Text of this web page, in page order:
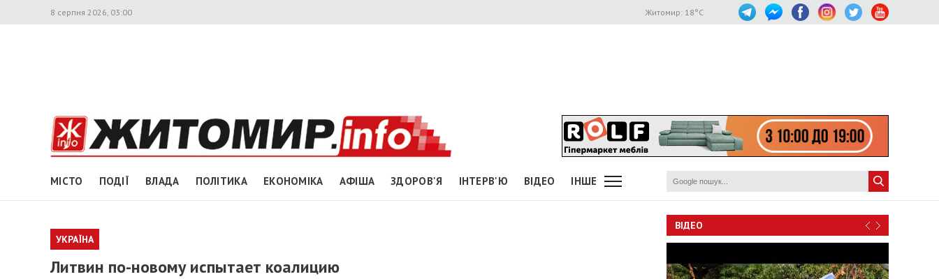
8 серпня 2026, 03:00 Житомир: 18°C
МІСТО ПОДІЇ ВЛАДА ПОЛІТИКА ЕКОНОМІКА АФІША ЗДОРОВ'Я ІНТЕРВ'Ю ВІДЕО ІНШЕ
УКРАЇНА
Литвин по-новому испытает коалицию
ВІДЕО